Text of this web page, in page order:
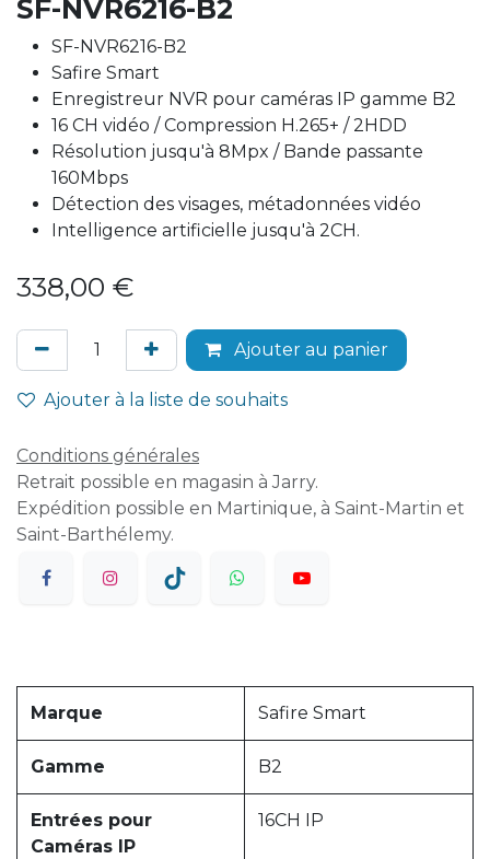
SF-NVR6216-B2
SF-NVR6216-B2
Safire Smart
Enregistreur NVR pour caméras IP gamme B2
16 CH vidéo / Compression H.265+ / 2HDD
Résolution jusqu'à 8Mpx / Bande passante
160Mbps
Détection des visages, métadonnées vidéo
Intelligence artificielle jusqu'à 2CH.
338,00 €
Ajouter au panier
Ajouter à la liste de souhaits
Conditions générales
Retrait possible en magasin à Jarry.
Expédition possible en Martinique, à Saint-Martin et
Saint-Barthélemy.
Marque Safire Smart
Gamme B2
Entrées pour
Caméras IP
16CH IP